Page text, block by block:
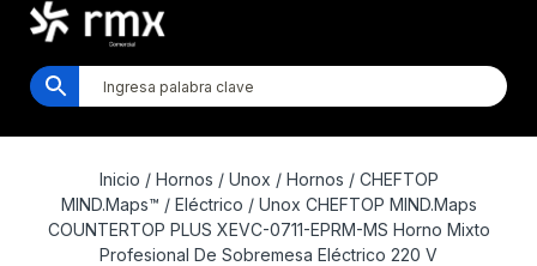
Inicio / Hornos / Unox / Hornos / CHEFTOP
MIND.Maps™ / Eléctrico / Unox CHEFTOP MIND.Maps
COUNTERTOP PLUS XEVC-0711-EPRM-MS Horno Mixto
Profesional De Sobremesa Eléctrico 220 V